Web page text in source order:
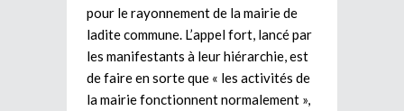
pour le rayonnement de la mairie de
ladite commune. L’appel fort, lancé par
les manifestants à leur hiérarchie, est
de faire en sorte que « les activités de
la mairie fonctionnent normalement »,